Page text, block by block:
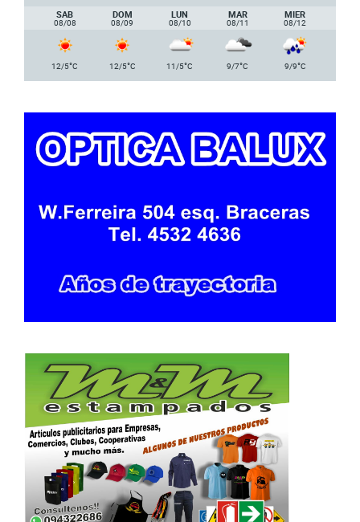
SAB
08/08
DOM
08/09
LUN
08/10
MAR
08/11
MIER
08/12
12/5°C 12/5°C 11/5°C 9/7°C 9/9°C